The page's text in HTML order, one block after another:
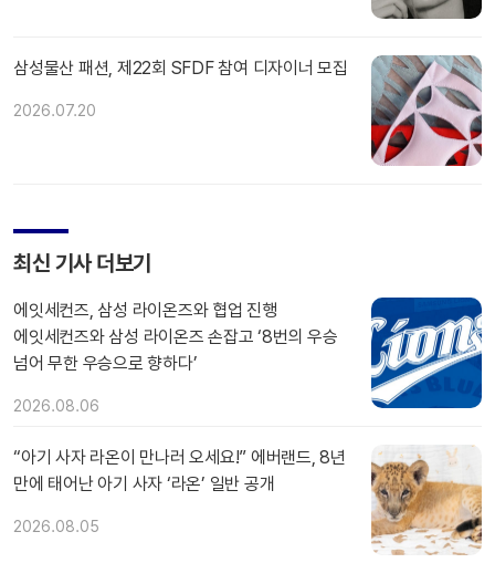
삼성물산 패션, 제22회 SFDF 참여 디자이너 모집
2026.07.20
최신 기사 더보기
에잇세컨즈, 삼성 라이온즈와 협업 진행
에잇세컨즈와 삼성 라이온즈 손잡고 ‘8번의 우승
넘어 무한 우승으로 향하다’
2026.08.06
“아기 사자 라온이 만나러 오세요!” 에버랜드, 8년
만에 태어난 아기 사자 ‘라온’ 일반 공개
2026.08.05